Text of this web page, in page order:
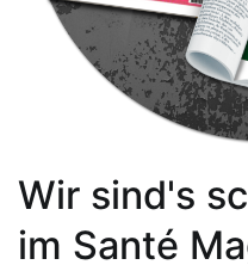
Wir sind's
im Santé